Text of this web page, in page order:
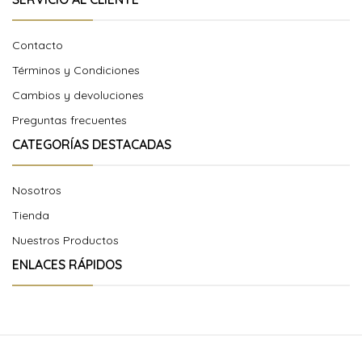
Contacto
Términos y Condiciones
Cambios y devoluciones
Preguntas frecuentes
CATEGORÍAS DESTACADAS
Nosotros
Tienda
Nuestros Productos
ENLACES RÁPIDOS